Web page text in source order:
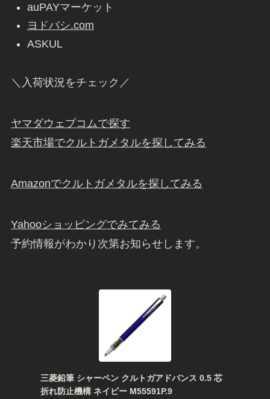
auPAYマーケット
ヨドバシ.com
ASKUL
＼入荷状況をチェック／
ヤマダウェブコムで探す
楽天市場でクルトガメタルを探してみる
Amazonでクルトガメタルを探してみる
Yahooショッピングでみてみる
予約情報がわかり次第お知らせします。
三菱鉛筆 シャーペン クルトガアドバンス 0.5 芯
折れ防止機構 ネイビー M55591P.9